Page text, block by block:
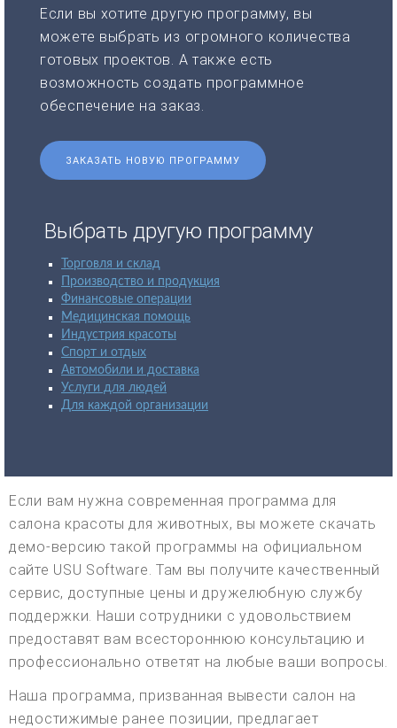
Если вы хотите другую программу, вы
можете выбрать из огромного количества
готовых проектов. А также есть
возможность создать программное
обеспечение на заказ.
ЗАКАЗАТЬ НОВУЮ ПРОГРАММУ
Выбрать другую программу
Торговля и склад
Производство и продукция
Финансовые операции
Медицинская помощь
Индустрия красоты
Спорт и отдых
Автомобили и доставка
Услуги для людей
Для каждой организации
Если вам нужна современная программа для
салона красоты для животных, вы можете скачать
демо-версию такой программы на официальном
сайте USU Software. Там вы получите качественный
сервис, доступные цены и дружелюбную службу
поддержки. Наши сотрудники с удовольствием
предоставят вам всестороннюю консультацию и
профессионально ответят на любые ваши вопросы.
Наша программа, призванная вывести салон на
недостижимые ранее позиции, предлагает